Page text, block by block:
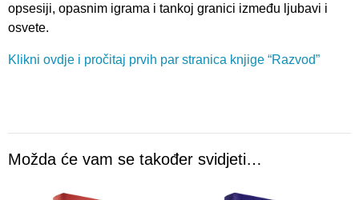
opsesiji, opasnim igrama i tankoj granici između ljubavi i
osvete.
Klikni ovdje i pročitaj prvih par stranica knjige “Razvod”
Možda će vam se također svidjeti…